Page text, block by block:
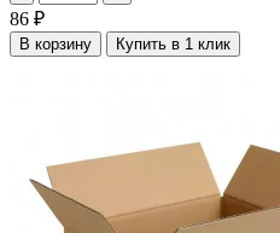
86 ₽
В корзину Купить в 1 клик